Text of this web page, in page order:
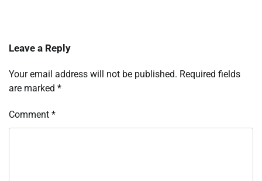
Leave a Reply
Your email address will not be published. Required fields
are marked *
Comment *